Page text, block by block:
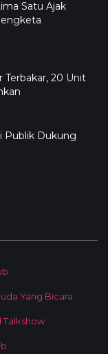
Satu Ajak
Terbakar, 20 Unit
Publik Dukung
Yang Bicara
Talkshow